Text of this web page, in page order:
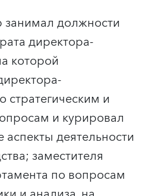
должности
директора-
которой
стратегическим и
и курировал
деятельности
заместителя
по вопросам